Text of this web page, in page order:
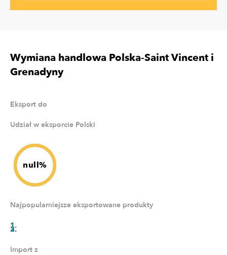
Wymiana handlowa Polska-Saint Vincent i
Grenadyny
Eksport do
Udział w eksporcie Polski
null%
Najpopularniejsze eksportowane produkty
Import z